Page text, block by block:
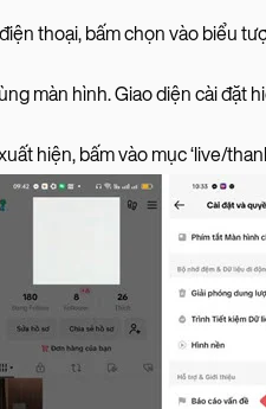
thoại, bấm chọn vào biểu
màn hình. Giao diện cài đặt
hiện, bấm vào mục ‘live/